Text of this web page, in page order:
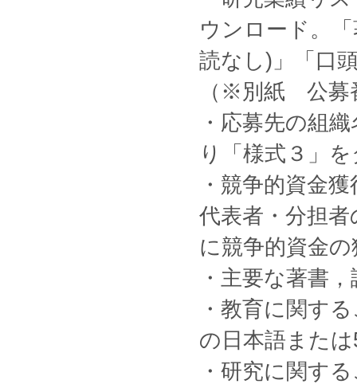
ウンロード。
読なし)」「口
（※別紙 公募
・応募先の組
り「様式３」
・競争的資金
代表者・分担
に競争的資金
・主要な著書
・教育に関す
の日本語また
・研究に関す